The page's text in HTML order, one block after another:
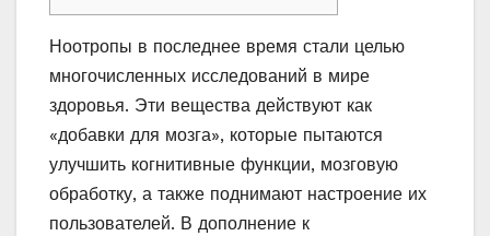
Ноотропы в последнее время стали целью
многочисленных исследований в мире
здоровья. Эти вещества действуют как
«добавки для мозга», которые пытаются
улучшить когнитивные функции, мозговую
обработку, а также поднимают настроение их
пользователей. В дополнение к